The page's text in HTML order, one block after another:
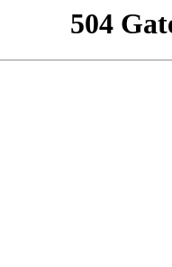
504